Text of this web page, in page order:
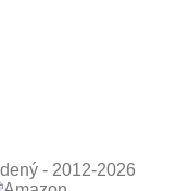
- 2012-2026